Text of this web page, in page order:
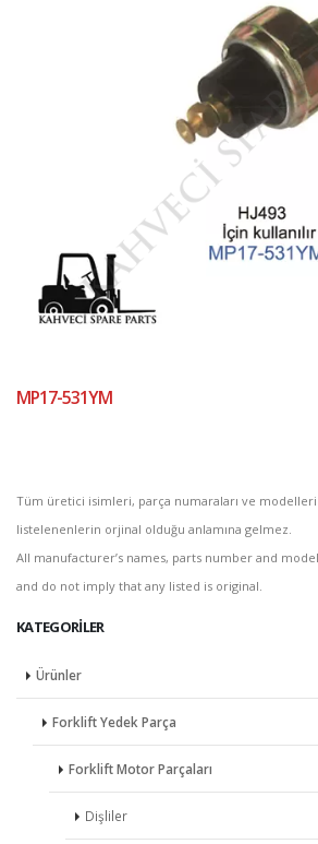
MP17-531YM
Tüm üretici isimleri, parça numaraları ve
listelenenlerin orjinal olduğu anlamına gelmez.
All manufacturer’s names, parts number and
and do not imply that any listed is original.
KATEGORILER
Ürünler
Forklift Yedek Parça
Forklift Motor Parçaları
Dişliler